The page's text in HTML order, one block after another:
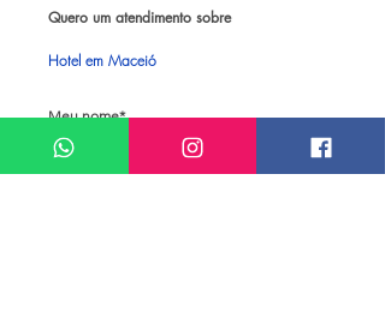
Quero um atendimento sobre
Hotel em Maceió
Meu nome*